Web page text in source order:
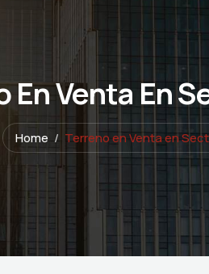
En Venta En
Home Terreno en Venta en